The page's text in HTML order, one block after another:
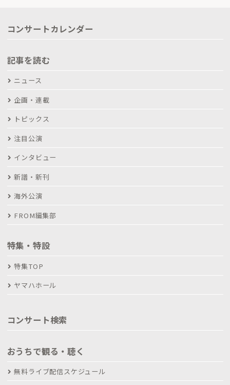
コンサートカレンダー
記事を読む
ニュース
企画・連載
トピックス
注目公演
インタビュー
新譜・新刊
海外公演
FROM編集部
特集・特設
特集TOP
ヤマハホール
コンサート検索
おうちで観る・聴く
無料ライブ配信スケジュール